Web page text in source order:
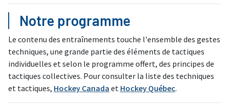
Notre programme
Le contenu des entraînements touche l'ensemble des gestes
techniques, une grande partie des éléments de tactiques
individuelles et selon le programme offert, des principes de
tactiques collectives. Pour consulter la liste des techniques
et tactiques, Hockey Canada et Hockey Québec.